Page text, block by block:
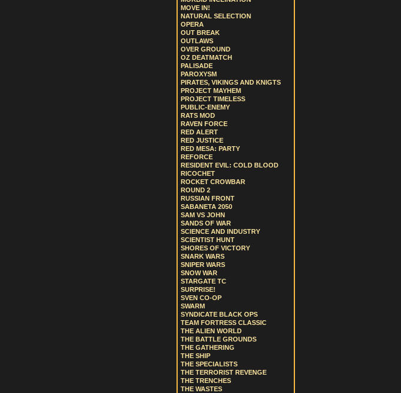
MOVE IN!
NATURAL SELECTION
OPERA
OUT BREAK
OUTLAWS
OVER GROUND
OZ DEATMATCH
PALISADE
PAROXYSM
PIRATES, VIKINGS AND KNIGTS
PROJECT MAYHEM
PROJECT TIMELESS
PUBLIC-ENEMY
RATS MOD
RAVEN FORCE
RED ALERT
RED JUSTICE
RED MESA: PARTY
REFORCE
RESIDENT EVIL: COLD BLOOD
RICOCHET
ROCKET CROWBAR
ROUND 2
RUSSIAN FRONT
SABANETA 2050
SAM VS JOHN
SANDS OF WAR
SCIENCE AND INDUSTRY
SCIENTIST HUNT
SHORES OF VICTORY
SNARK WARS
SNIPER WARS
SNOW WAR
STARGATE TC
SURPRISE!
SVEN CO-OP
SWARM
SYNDICATE BLACK OPS
TEAM FORTRESS CLASSIC
THE ALIEN WORLD
THE BATTLE GROUNDS
THE GATHERING
THE SHIP
THE SPECIALISTS
THE TERRORIST REVENGE
THE TRENCHES
THE WASTES